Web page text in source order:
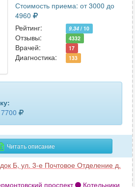
45
сочленений
41
Стоимость приема: от 3000 до
4960
Рейтинг:
9.34 / 10
Отзывы: 4332
Врачей: 17
Диагностика: 133
7700
Читать описание
Б, ул. 3-е Почтовое Отделение д.
проспект
Котельники